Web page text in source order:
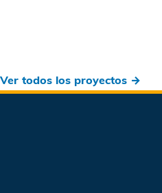
Ver todos los proyectos →